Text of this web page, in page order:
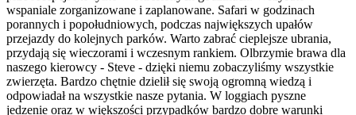
wspaniale zorganizowane i zaplanowane. Safari w godzinach
porannych i popołudniowych, podczas największych upałów
przejazdy do kolejnych parków. Warto zabrać cieplejsze ubrania,
przydają się wieczorami i wczesnym rankiem. Olbrzymie brawa dla
naszego kierowcy - Steve - dzięki niemu zobaczyliśmy wszystkie
zwierzęta. Bardzo chętnie dzielił się swoją ogromną wiedzą i
odpowiadał na wszystkie nasze pytania. W loggiach pyszne
jedzenie oraz w większości przypadków bardzo dobre warunki